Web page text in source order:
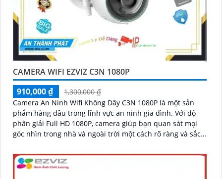
CAMERA WIFI EZVIZ C3N 1080P
910,000 ₫
1,300,000 ₫
Camera An Ninh Wifi Không Dây C3N 1080P là một sản
phẩm hàng đầu trong lĩnh vực an ninh gia đình. Với độ
phân giải Full HD 1080P, camera giúp bạn quan sát mọi
góc nhìn trong nhà và ngoài trời một cách rõ ràng và sắc